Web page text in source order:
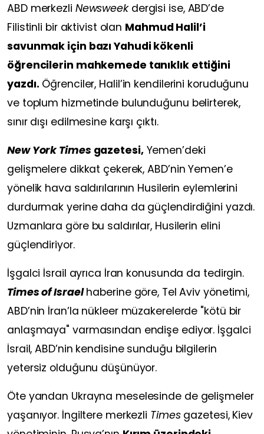
ABD merkezli Newsweekdergisi ise, ABD’de
Filistinli bir aktivist olan Mahmud Halil’i
savunmak için bazı Yahudi kökenli
öğrencilerin mahkemede tanıklık ettiğini
yazdı. Öğrenciler, Halil’in kendilerini koruduğunu
ve toplum hizmetinde bulunduğunu belirterek,
sınır dışı edilmesine karşı çıktı.
New York Times gazetesi,Yemen’deki
gelişmelere dikkat çekerek, ABD’nin Yemen’e
yönelik hava saldırılarının Husilerin eylemlerini
durdurmak yerine daha da güçlendirdiğini yazdı.
Uzmanlara göre bu saldırılar, Husilerin elini
güçlendiriyor.
İşgalci İsrail ayrıca İran konusunda da tedirgin.
Times of Israelhaberine göre, Tel Aviv yönetimi,
ABD’nin İran’la nükleer müzakerelerde "kötü bir
anlaşmaya" varmasından endişe ediyor. İşgalci
İsrail, ABD’nin kendisine sunduğu bilgilerin
yetersiz olduğunu düşünüyor.
Öte yandan Ukrayna meselesinde de gelişmeler
yaşanıyor. İngiltere merkezli Timesgazetesi, Kiev